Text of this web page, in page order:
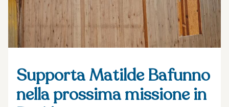
Supporta Matilde Bafunno
nella prossima missione in